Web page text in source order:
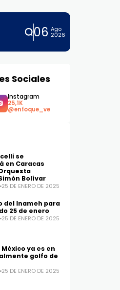
06 Ago
2026
Sociales
se
en Caracas
Bolívar
25 DE ENERO DE 2025
del Inameh para
25 de enero
25 DE ENERO DE 2025
ya es en
golfo de
25 DE ENERO DE 2025